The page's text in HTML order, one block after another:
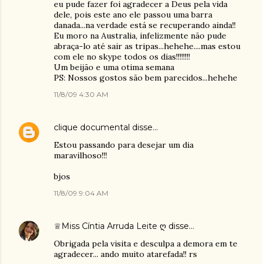
eu pude fazer foi agradecer a Deus pela vida
dele, pois este ano ele passou uma barra
danada...na verdade está se recuperando ainda!!
Eu moro na Australia, infelizmente não pude
abraça-lo até sair as tripas...hehehe....mas estou
com ele no skype todos os dias!!!!!!!!
Um beijão e uma otima semana
PS: Nossos gostos são bem parecidos...hehehe
11/8/09 4:30 AM
clique documental disse…
Estou passando para desejar um dia
maravilhoso!!!
bjos
11/8/09 9:04 AM
♕Miss Cíntia Arruda Leite ღ disse…
Obrigada pela visita e desculpa a demora em te
agradecer... ando muito atarefada!! rs